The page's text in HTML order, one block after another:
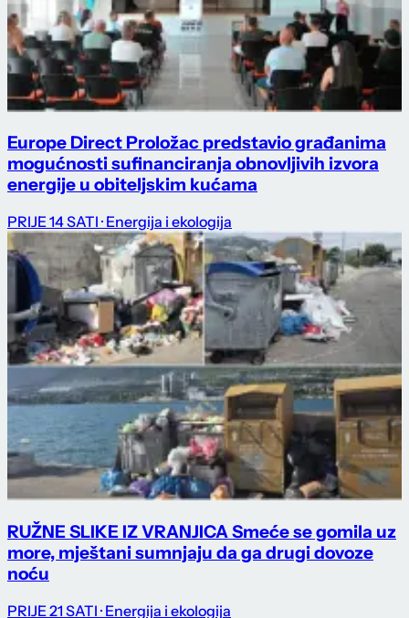
Europe Direct Proložac predstavio građanima
mogućnosti sufinanciranja obnovljivih izvora
energije u obiteljskim kućama
PRIJE 14 SATI · Energija i ekologija
RUŽNE SLIKE IZ VRANJICA Smeće se gomila uz
more, mještani sumnjaju da ga drugi dovoze
noću
PRIJE 21 SATI · Energija i ekologija